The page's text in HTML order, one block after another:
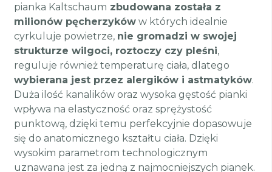
pianka Kaltschaum zbudowana została z
milionów pęcherzyków w których idealnie
cyrkuluje powietrze, nie gromadzi w swojej
strukturze wilgoci, roztoczy czy pleśni,
reguluje również temperaturę ciała, dlatego
wybierana jest przez alergików i astmatyków.
Duża ilość kanalików oraz wysoka gęstość pianki
wpływa na elastyczność oraz sprężystość
punktową, dzięki temu perfekcyjnie dopasowuje
się do anatomicznego kształtu ciała. Dzięki
wysokim parametrom technologicznym
uznawana jest za jedną z najmocniejszych pianek.